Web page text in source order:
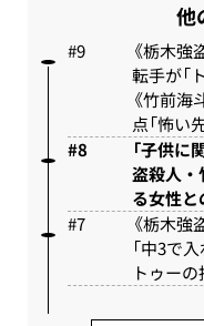
他
《栃木強
転手が「
《竹前
点「怖い
「子供に
盗殺人・
る女性と
《栃木強
「中3で
トゥー